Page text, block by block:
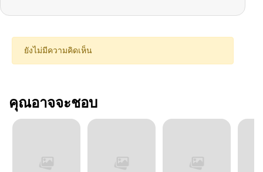
ยังไม่มีความคิดเห็น
คุณอาจจะชอบ